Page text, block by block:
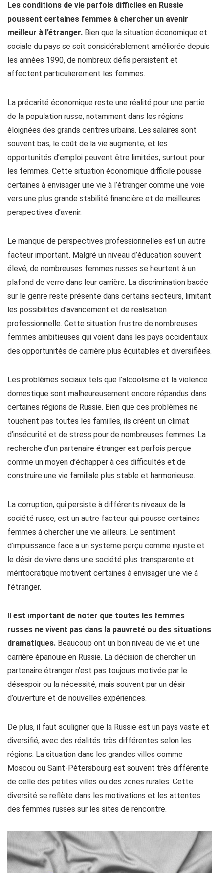
Les conditions de vie parfois difficiles en Russie
poussent certaines femmes à chercher un avenir
meilleur à l’étranger. Bien que la situation économique et
sociale du pays se soit considérablement améliorée depuis
les années 1990, de nombreux défis persistent et
affectent particulièrement les femmes.
La précarité économique reste une réalité pour une partie
de la population russe, notamment dans les régions
éloignées des grands centres urbains. Les salaires sont
souvent bas, le coût de la vie augmente, et les
opportunités d’emploi peuvent être limitées, surtout pour
les femmes. Cette situation économique difficile pousse
certaines à envisager une vie à l’étranger comme une voie
vers une plus grande stabilité financière et de meilleures
perspectives d’avenir.
Le manque de perspectives professionnelles est un autre
facteur important. Malgré un niveau d’éducation souvent
élevé, de nombreuses femmes russes se heurtent à un
plafond de verre dans leur carrière. La discrimination basée
sur le genre reste présente dans certains secteurs, limitant
les possibilités d’avancement et de réalisation
professionnelle. Cette situation frustre de nombreuses
femmes ambitieuses qui voient dans les pays occidentaux
des opportunités de carrière plus équitables et diversifiées.
Les problèmes sociaux tels que l’alcoolisme et la violence
domestique sont malheureusement encore répandus dans
certaines régions de Russie. Bien que ces problèmes ne
touchent pas toutes les familles, ils créent un climat
d’insécurité et de stress pour de nombreuses femmes. La
recherche d’un partenaire étranger est parfois perçue
comme un moyen d’échapper à ces difficultés et de
construire une vie familiale plus stable et harmonieuse.
La corruption, qui persiste à différents niveaux de la
société russe, est un autre facteur qui pousse certaines
femmes à chercher une vie ailleurs. Le sentiment
d’impuissance face à un système perçu comme injuste et
le désir de vivre dans une société plus transparente et
méritocratique motivent certaines à envisager une vie à
l’étranger.
Il est important de noter que toutes les femmes
russes ne vivent pas dans la pauvreté ou des situations
dramatiques. Beaucoup ont un bon niveau de vie et une
carrière épanouie en Russie. La décision de chercher un
partenaire étranger n’est pas toujours motivée par le
désespoir ou la nécessité, mais souvent par un désir
d’ouverture et de nouvelles expériences.
De plus, il faut souligner que la Russie est un pays vaste et
diversifié, avec des réalités très différentes selon les
régions. La situation dans les grandes villes comme
Moscou ou Saint-Pétersbourg est souvent très différente
de celle des petites villes ou des zones rurales. Cette
diversité se reflète dans les motivations et les attentes
des femmes russes sur les sites de rencontre.